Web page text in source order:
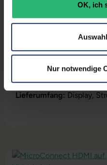
OK, ich
Nur notwendige
Lieferumfang: Display,
Produktgalerie überspringen